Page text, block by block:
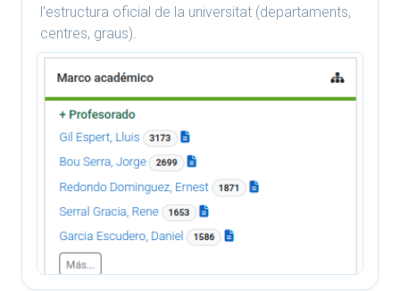
l'estructura oficial de la universitat (departaments,
centres, graus).